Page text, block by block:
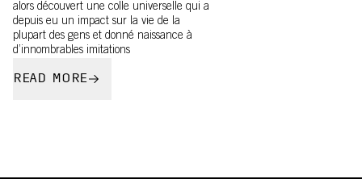
alors découvert une colle universelle qui a
depuis eu un impact sur la vie de la
plupart des gens et donné naissance à
d’innombrables imitations
READ MORE